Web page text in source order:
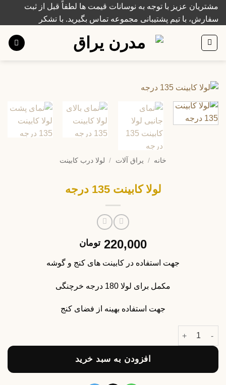
Skipمشتریان عزیز با توجه به نوسانات قیمت ها لطفاً قبل از ثبت
سفارش، با تیم پشتیبانی مجموعه تماس بگیرید. با تشکر
خانه / یراق آلات / لولا درب کابینت
لولا کابینت 135 درجه
220,000 تومان
جهت استفاده در کابینت های کنج و گوشه
مکمل برای لولا 180 درجه خرچنگی
جهت استفاده بهینه از فضای کنج
لولا کابینت 135 درجه عدد
افزودن به سبد خرید